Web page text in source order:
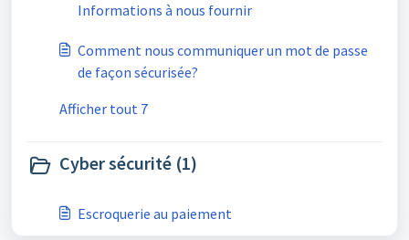
Informations à nous fournir
Comment nous communiquer un mot de passe
de façon sécurisée?
Afficher tout 7
Cyber sécurité (1)
Escroquerie au paiement